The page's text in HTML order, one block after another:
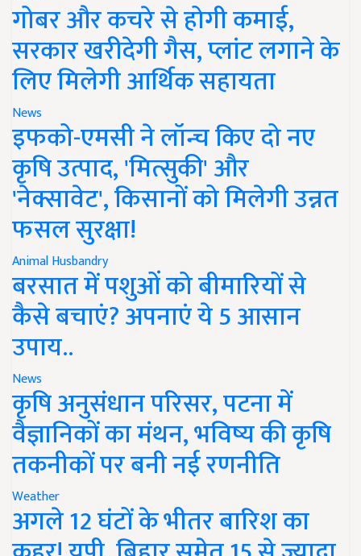
गोबर और कचरे से होगी कमाई,
सरकार खरीदेगी गैस, प्लांट लगाने के
लिए मिलेगी आर्थिक सहायता
News
इफको-एमसी ने लॉन्च किए दो नए
कृषि उत्पाद, 'मित्सुकी' और
'नेक्सावेट', किसानों को मिलेगी उन्नत
फसल सुरक्षा!
Animal Husbandry
बरसात में पशुओं को बीमारियों से
कैसे बचाएं? अपनाएं ये 5 आसान
उपाय..
News
कृषि अनुसंधान परिसर, पटना में
वैज्ञानिकों का मंथन, भविष्य की कृषि
तकनीकों पर बनी नई रणनीति
Weather
अगले 12 घंटों के भीतर बारिश का